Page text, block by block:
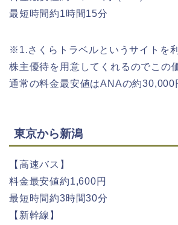
最短時間約1時間15分
※1.さくらトラベルというサイトを
株主優待を用意してくれるのでこの
通常の料金最安値はANAの約30,000
東京から新潟
【高速バス】
料金最安値約1,600円
最短時間約3時間30分
【新幹線】